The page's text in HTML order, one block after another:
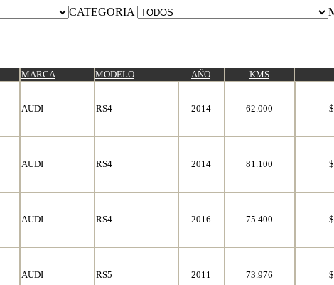
CATEGORIA
MARCA MODELO AÑO KMS
AUDI RS4 2014 62.000
AUDI RS4 2014 81.100
AUDI RS4 2016 75.400
AUDI RS5 2011 73.976